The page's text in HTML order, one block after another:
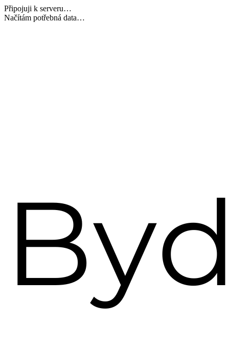
Připojuji k serveru…
Dokončuji inicializaci…